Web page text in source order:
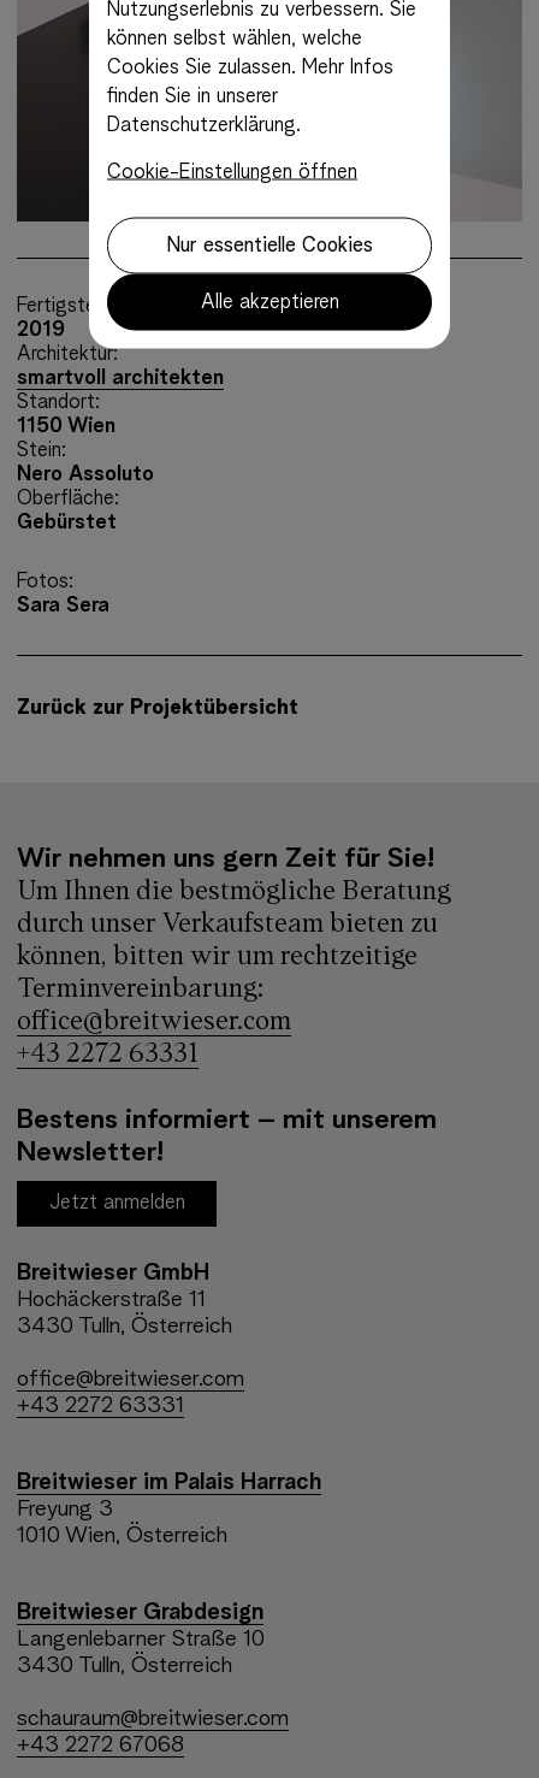
Fertigstellung:
2019
Architektur:
smartvoll architekten
Standort:
1150 Wien
Stein:
Nero Assoluto
Oberfläche:
Gebürstet
Fotos:
Sara Sera
Zurück zur Projektübersicht
Wir nehmen uns gern Zeit für Sie!
Um Ihnen die bestmögliche Beratung
durch unser Verkaufsteam bieten zu
können, bitten wir um rechtzeitige
Terminvereinbarung:
office@breitwieser.com
+43 2272 63331
Bestens informiert – mit unserem
Newsletter!
Jetzt anmelden
Breitwieser GmbH
Hochäckerstraße 11
3430 Tulln, Österreich
office@breitwieser.com
+43 2272 63331
Breitwieser im Palais Harrach
Freyung 3
1010 Wien, Österreich
Breitwieser Grabdesign
Langenlebarner Straße 10
3430 Tulln, Österreich
schauraum@breitwieser.com
+43 2272 67068
Nutzungserlebnis zu verbessern. Sie
können selbst wählen, welche
Cookies Sie zulassen. Mehr Infos
finden Sie in unserer
Datenschutzerklärung.
Cookie-Einstellungen öffnen
Nur essentielle Cookies
Alle akzeptieren